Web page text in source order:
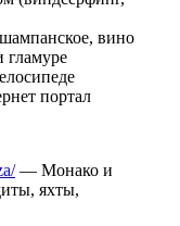
вино
портал
— Монако и
яхты,